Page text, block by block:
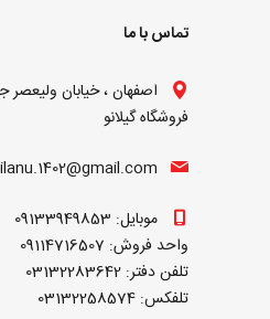
تماس با ما
اصفهان ، خیابان
فروشگاه گیلانو
موبایل: 09133949853
واحد فروش: 09114716507
تلفن دفتر: 03132283642
تلفکس: 03132258574